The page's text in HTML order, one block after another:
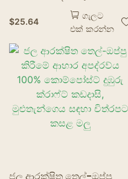
බහුවිධ කුඩා කඩදාසි තෑගි බෑග්
ව්යාපාර සාප්පු බෑග් XMAMA
පක්ෂයේ XMAMA පක්ෂය
විවාහය විවාහ තෑගි කඩදාසි
බෑගය
$25.64
ගැලට
එක් කරන්න